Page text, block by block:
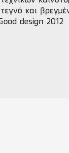
και
design 2012